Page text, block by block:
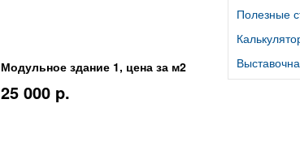
Модульное здание 1, цена за м2
25 000 p.
Полезные